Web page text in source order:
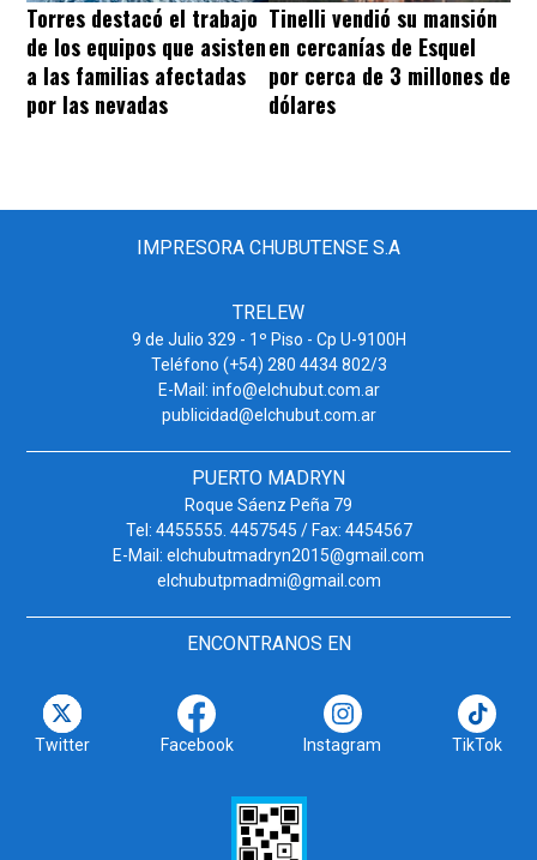
Torres destacó el trabajo
de los equipos que asisten
a las familias afectadas
por las nevadas
Tinelli vendió su mansión
en cercanías de Esquel
por cerca de 3 millones de
dólares
IMPRESORA CHUBUTENSE S.A
TRELEW
9 de Julio 329 - 1º Piso - Cp U-9100H
Teléfono (+54) 280 4434 802/3
E-Mail: info@elchubut.com.ar
publicidad@elchubut.com.ar
PUERTO MADRYN
Roque Sáenz Peña 79
Tel: 4455555. 4457545 / Fax: 4454567
E-Mail: elchubutmadryn2015@gmail.com
elchubutpmadmi@gmail.com
ENCONTRANOS EN
Twitter Facebook Instagram TikTok